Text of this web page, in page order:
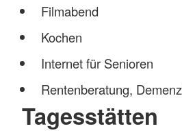
Filmabend
Kochen
Internet für Senioren
Rentenberatung,
Tagesstätten